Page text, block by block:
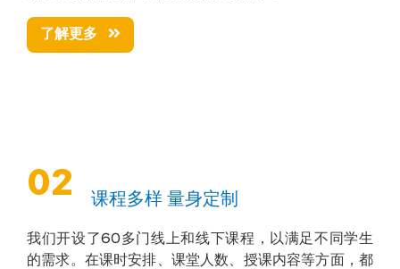
了解更多
02 课程多样 量身定制
我们开设了60多门线上和线下课程，以满足不同学生
的需求。在课时安排、课堂人数、授课内容等方面，都